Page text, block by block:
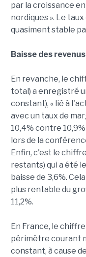
par la croissance
nordiques ». Le
quasiment stable
Baisse des
En revanche, le
total) a enregistré
constant), « lié à
avec un taux de
10,4% contre 10,9%
lors de la
Enfin, c'est le
restants) qui a été
baisse de 3,6%.
plus rentable du
11,2%.
En France, le
périmètre courant
constant, à cause